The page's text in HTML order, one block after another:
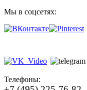
Мы в соцсетях:
Телефоны: